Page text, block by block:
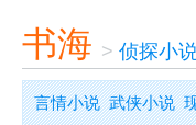
书海 > 侦探小
言情小说 武侠小说